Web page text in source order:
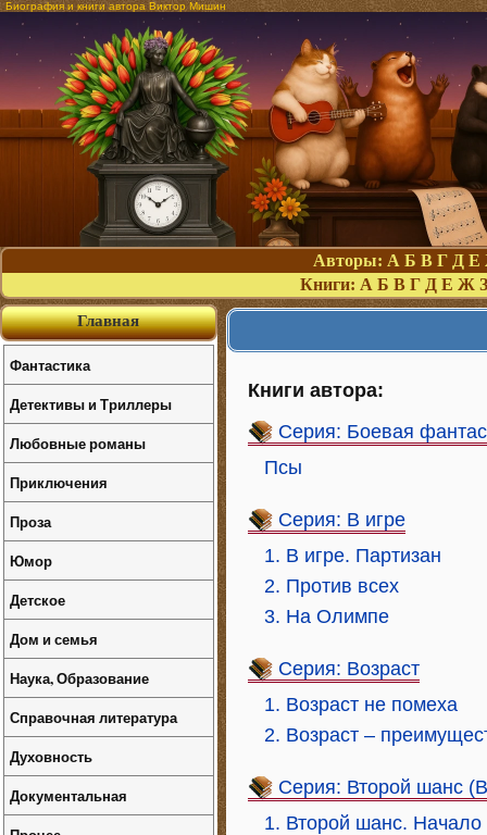
Биография и книги автора Виктор Мишин
Авторы: А Б В Г Д Е
Книги: А Б В Г Д Е Ж З
Книги автора:
Серия: Боевая
Псы
Серия: В игре
1. В игре. Партизан
2. Против всех
3. На Олимпе
Серия: Возраст
1. Возраст не помеха
2. Возраст –
Серия: Второй шанс
1. Второй шанс. Начало
Главная
Фантастика
Детективы и Триллеры
Любовные романы
Приключения
Проза
Юмор
Детское
Дом и семья
Наука, Образование
Справочная литература
Духовность
Документальная